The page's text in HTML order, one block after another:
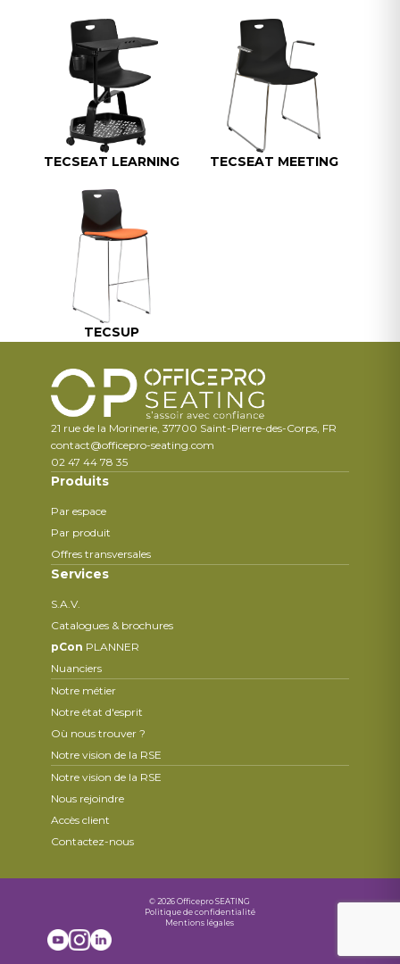
TECSEAT LEARNING TECSEAT MEETING
TECSUP
21 rue de la Morinerie, 37700 Saint-Pierre-des-Corps, FR
contact@officepro-seating.com
02 47 44 78 35
Produits
Par espace
Par produit
Offres transversales
Services
S.A.V.
Catalogues & brochures
pCon PLANNER
Nuanciers
Notre métier
Notre état d'esprit
Où nous trouver ?
Notre vision de la RSE
Notre vision de la RSE
Nous rejoindre
Accès client
Contactez-nous
© 2026 Officepro SEATING
Politique de confidentialité
Mentions légales